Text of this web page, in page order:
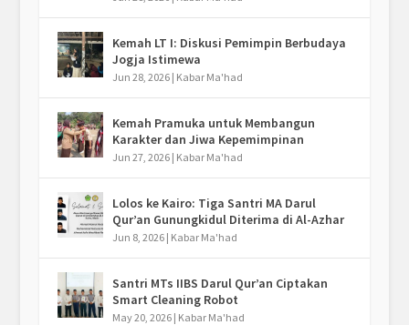
Kemah LT I: Diskusi Pemimpin Berbudaya
Jogja Istimewa
Jun 28, 2026| Kabar Ma'had
Kemah Pramuka untuk Membangun
Karakter dan Jiwa Kepemimpinan
Jun 27, 2026| Kabar Ma'had
Lolos ke Kairo: Tiga Santri MA Darul
Qur’an Gunungkidul Diterima di Al-Azhar
Jun 8, 2026| Kabar Ma'had
Santri MTs IIBS Darul Qur’an Ciptakan
Smart Cleaning Robot
May 20, 2026| Kabar Ma'had